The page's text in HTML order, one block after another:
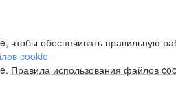
обеспечивать правильную
cookie
Правила использования файлов